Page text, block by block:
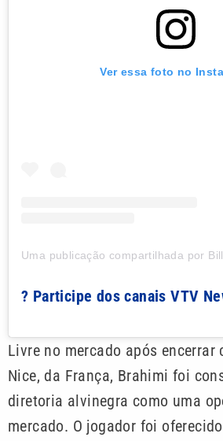
Ver essa foto no
? Participe dos canais VTV
Livre no mercado após encerrar
Nice, da França, Brahimi foi
diretoria alvinegra como uma
mercado. O jogador foi